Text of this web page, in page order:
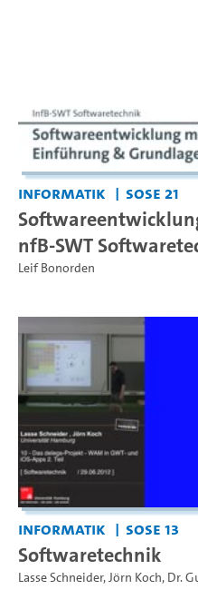
Informatik SoSe 21
nfB-SWT
Leif Bonorden
Informatik SoSe 13
Softwaretechnik
Lasse Schneider,Jörn Koch, Dr.